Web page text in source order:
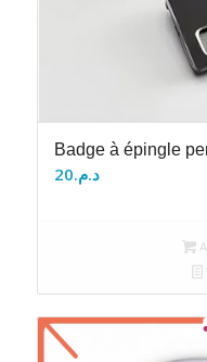
Badge à épingle
د.م.20